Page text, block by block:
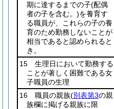
期に達するまでの子(配偶
者の子を含む。)を養育す
る職員が、これらの子の養
育のため勤務しないことが
相当であると認められると
き。
15 生理日において勤務する
ことが著しく困難である女
子職員の生理
16 職員の親族(別表第3の親
族欄に掲げる親族に限